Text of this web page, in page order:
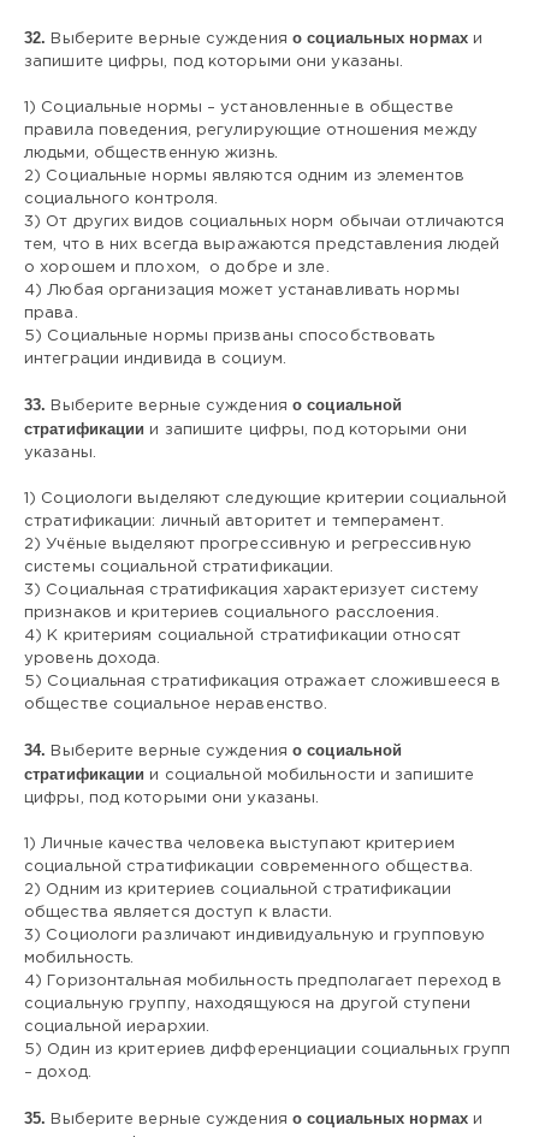
32. Выберите верные сужденияо социальных нормах и
запишите цифры, под которыми они указаны.
1) Социальные нормы – установленные в обществе
правила поведения, регулирующие отношения между
людьми, общественную жизнь.
2) Социальные нормы являются одним из элементов
социального контроля.
3) От других видов социальных норм обычаи отличаются
тем, что в них всегда выражаются представления людей
о хорошем и плохом, о добре и зле.
4) Любая организация может устанавливать нормы
права.
5) Социальные нормы призваны способствовать
интеграции индивида в социум.
33. Выберите верные сужденияо социальной
стратификации и запишите цифры, под которыми они
указаны.
1) Социологи выделяют следующие критерии социальной
стратификации: личный авторитет и темперамент.
2) Учёные выделяют прогрессивную и регрессивную
системы социальной стратификации.
3) Социальная стратификация характеризует систему
признаков и критериев социального расслоения.
4) К критериям социальной стратификации относят
уровень дохода.
5) Социальная стратификация отражает сложившееся в
обществе социальное неравенство.
34. Выберите верные сужденияо социальной
стратификации и социальной мобильности и запишите
цифры, под которыми они указаны.
1) Личные качества человека выступают критерием
социальной стратификации современного общества.
2) Одним из критериев социальной стратификации
общества является доступ к власти.
3) Социологи различают индивидуальную и групповую
мобильность.
4) Горизонтальная мобильность предполагает переход в
социальную группу, находящуюся на другой ступени
социальной иерархии.
5) Один из критериев дифференциации социальных групп
– доход.
35. Выберите верные сужденияо социальных нормах и